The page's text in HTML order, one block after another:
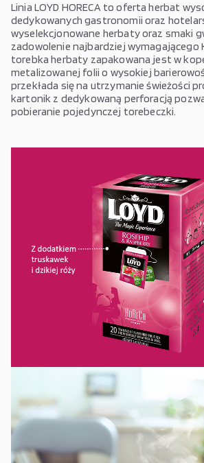
Linia LOYD HORECA to oferta herbat
dedykowanych gastronomii oraz
wyselekcjonowane herbaty oraz smaki
zadowolenie najbardziej wymagającego
torebka herbaty zapakowana jest w
metalizowanej folii o wysokiej
przekłada się na utrzymanie świeżości
kartonik z dedykowaną perforacją
pobieranie pojedynczej torebeczki.